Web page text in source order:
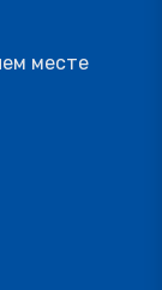
месте